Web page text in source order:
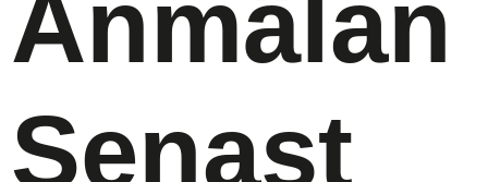
Anmälan
Senast